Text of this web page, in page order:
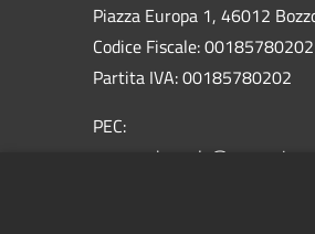
Piazza Europa 1, 46012
Codice Fiscale: 00185780202
Partita IVA: 00185780202
PEC: